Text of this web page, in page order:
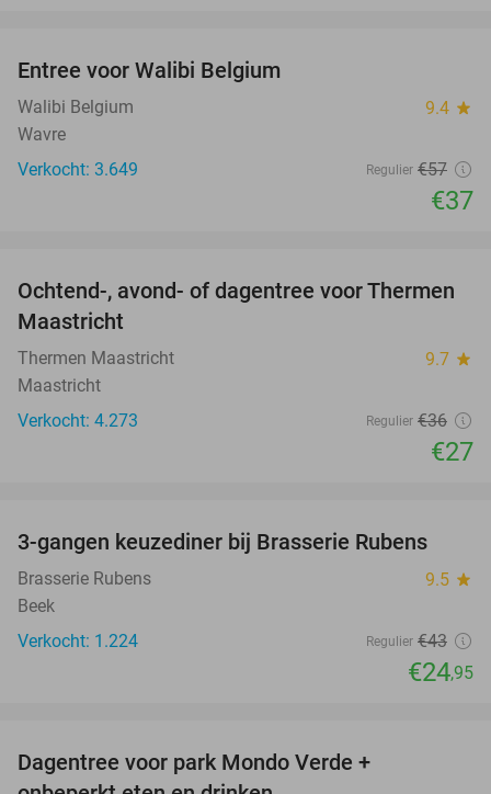
Entree voor Walibi Belgium
Walibi Belgium 9.4 star
Wavre
Verkocht: 3.649
Regulier €57
€37
25%
Ochtend-, avond- of dagentree voor Thermen
Maastricht
Thermen Maastricht 9.7 star
Maastricht
Verkocht: 4.273
Regulier €36
€27
42%
3-gangen keuzediner bij Brasserie Rubens
Brasserie Rubens 9.5 star
Beek
Verkocht: 1.224
Regulier €43
€24,95
Dagentree voor park Mondo Verde +